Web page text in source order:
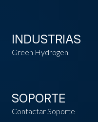
INDUSTRIAS
Green Hydrogen
SOPORTE
Contactar Soporte